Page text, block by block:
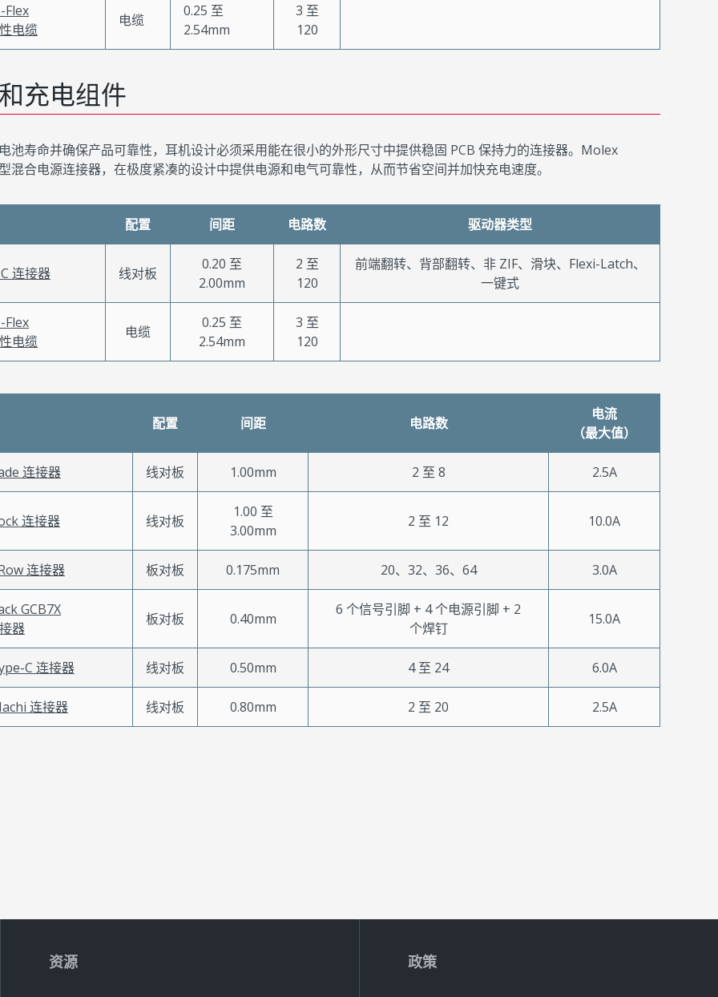
Flex
电缆
电缆
0.25 至
2.54mm
3 至
120
充电组件
池寿命并确保产品可靠性，耳机设计必须采用能在很小的外形尺寸中提供稳固 PCB 保持力的连接器。Molex
混合电源连接器，在极度紧凑的设计中提供电源和电气可靠性，从而节省空间并加快充电速度。
配置 间距 电路数 驱动器类型
连接器 线对板
0.20 至
2.00mm
2 至
120
前端翻转、背部翻转、非 ZIF、滑块、Flexi-Latch、
一键式
Flex
电缆
电缆
0.25 至
2.54mm
3 至
120
配置 间距 电路数
电流
（最大值）
连接器 线对板 1.00mm 2 至 8 2.5A
连接器 线对板
1.00 至
3.00mm
2 至 12 10.0A
连接器 板对板 0.175mm 20、32、36、64 3.0A
GCB7X
器
板对板 0.40mm
6 个信号引脚 + 4 个电源引脚 + 2
个焊钉
15.0A
C 连接器 线对板 0.50mm 4 至 24 6.0A
连接器 线对板 0.80mm 2 至 20 2.5A
资源 政策